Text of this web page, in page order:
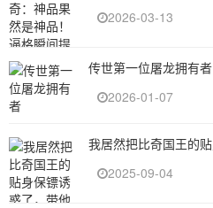
2026-03-13
传世第一位屠龙拥有者
2026-01-07
2025-09-04